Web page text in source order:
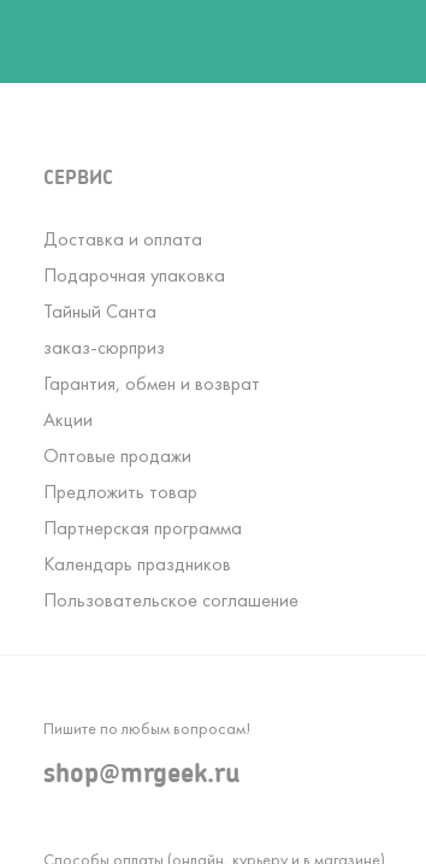
СЕРВИС
Доставка и оплата
Подарочная упаковка
Тайный Санта
заказ-сюрприз
Гарантия, обмен и возврат
Акции
Оптовые продажи
Предложить товар
Партнерская программа
Календарь праздников
Пользовательское соглашение
Пишите по любым вопросам!
shop@mrgeek.ru
Способы оплаты (онлайн, курьеру и в магазине)